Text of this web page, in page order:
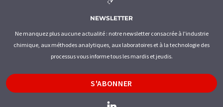
NEWSLETTER
Ne manquez plus aucune actualité : notre newsletter consacrée à l'industrie
chimique, aux méthodes analytiques, aux laboratoires et à la technologie des
processus vous informe tous les mardis et jeudis.
S'ABONNER